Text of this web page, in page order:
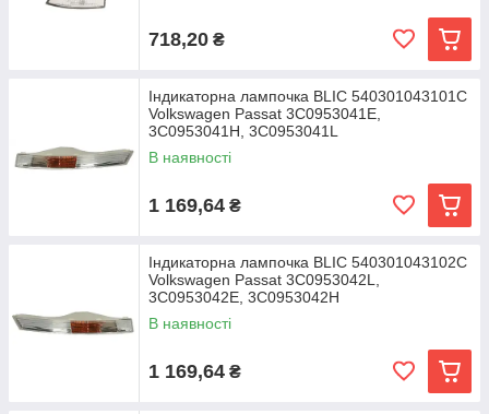
718,20 ₴
Індикаторна лампочка BLIC 540301043101C
Volkswagen Passat 3C0953041E,
3C0953041H, 3C0953041L
В наявності
1 169,64 ₴
Індикаторна лампочка BLIC 540301043102C
Volkswagen Passat 3C0953042L,
3C0953042E, 3C0953042H
В наявності
1 169,64 ₴